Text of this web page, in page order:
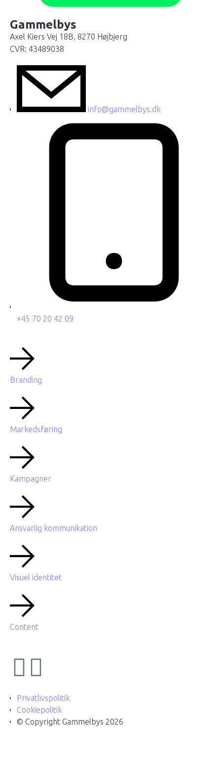
Gammelbys
Axel Kiers Vej 18B, 8270 Højbjerg
CVR: 43489038
info@gammelbys.dk
+45 70 20 42 09
Branding
Markedsføring
Kampagner
Ansvarlig kommunikation
Visuel identitet
Content
Privatlivspolitik
Cookiepolitik
© Copyright Gammelbys 2026